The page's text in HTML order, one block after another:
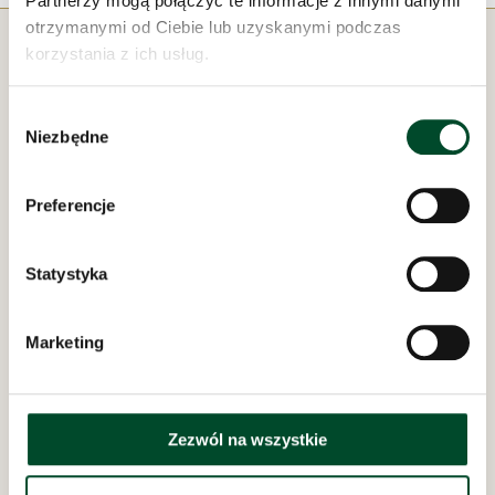
otrzymanymi od Ciebie lub uzyskanymi podczas
korzystania z ich usług.
zgody
Niezbędne
Preferencje
Statystyka
Marketing
Zezwól na wszystkie
Dom Opieki „Samarytanin”
w Bielsku-Białej
ul. Bednarska 8 i 10
REGON: 070756692